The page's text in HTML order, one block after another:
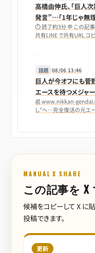
高橋由伸氏、「巨人
発言”…「1年じゃ無
⏱ 読了約3分 💬 この記
共有LINE で共有URL コ
話題 08/06 13:46
巨人が今オフにも
エースを待つメジャ
📰 www.nikkan-
し”へ…完全復活の元エ
MANUAL X SHARE
この記事を X
候補をコピーして X に
投稿できます。
更新